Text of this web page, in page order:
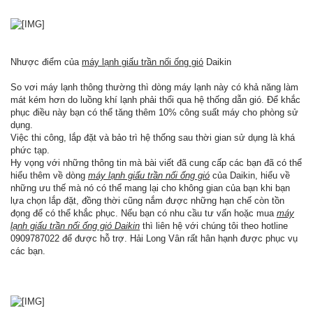
Nhược điểm của máy lạnh giấu trần nối ống gió Daikin
So vơi máy lạnh thông thường thì dòng máy lạnh này có khả năng làm
mát kém hơn do luồng khí lạnh phải thổi qua hệ thống dẫn gió. Để khắc
phục điều này bạn có thể tăng thêm 10% công suất máy cho phòng sử
dụng.
Việc thi công, lắp đặt và bảo trì hệ thống sau thời gian sử dụng là khá
phức tạp.
Hy vọng với những thông tin mà bài viết đã cung cấp các bạn đã có thể
hiểu thêm về dòng máy lạnh giấu trần nối ống gió của Daikin, hiểu về
những ưu thế mà nó có thể mang lại cho không gian của bạn khi bạn
lựa chọn lắp đặt, đồng thời cũng nắm được những hạn chế còn tồn
đọng để có thể khắc phục. Nếu bạn có nhu cầu tư vấn hoặc mua máy
lạnh giấu trần nối ống gió Daikin thì liên hệ với chúng tôi theo hotline
0909787022 để được hỗ trợ. Hải Long Vân rất hân hạnh được phục vụ
các bạn.